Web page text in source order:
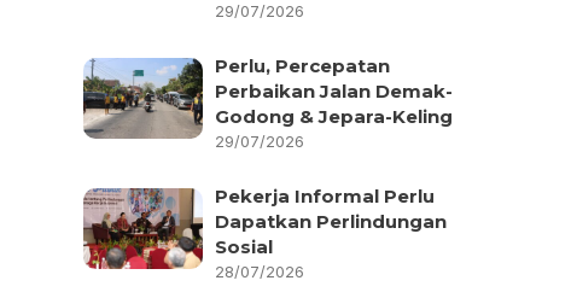
29/07/2026
Perlu, Percepatan
Perbaikan Jalan Demak-
Godong & Jepara-Keling
29/07/2026
Pekerja Informal Perlu
Dapatkan Perlindungan
Sosial
28/07/2026